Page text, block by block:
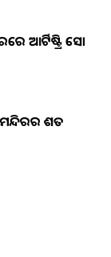
ଆର୍ଟିଷ୍ଟ୍ରି ସୋ
ମନ୍ଦିରର ଶତ